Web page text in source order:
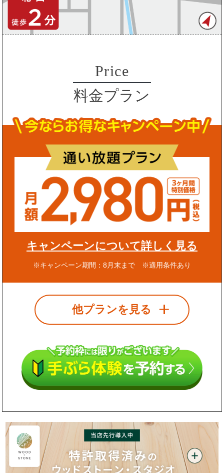
Price
料金プラン
キャンペーンについて詳しく見る
※キャンペーン期間：8月末まで ※適用条件あり
他プランを見る